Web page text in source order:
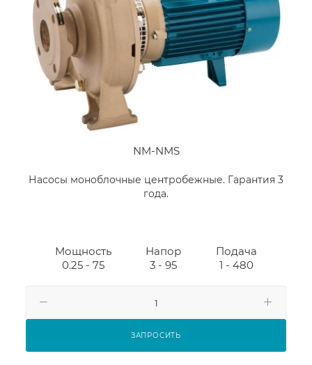
NM-NMS
Насосы моноблочные центробежные. Гарантия 3
года.
Мощность
0.25 - 75
Напор
3 - 95
Подача
1 - 480
ЗАПРОСИТЬ